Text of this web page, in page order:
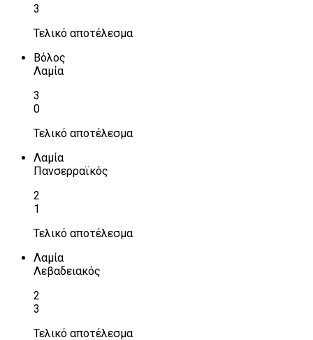
3
Τελικό αποτέλεσμα
Βόλος
Λαμία
3
0
Τελικό αποτέλεσμα
Λαμία
Πανσερραϊκός
2
1
Τελικό αποτέλεσμα
Λαμία
Λεβαδειακός
2
3
Τελικό αποτέλεσμα